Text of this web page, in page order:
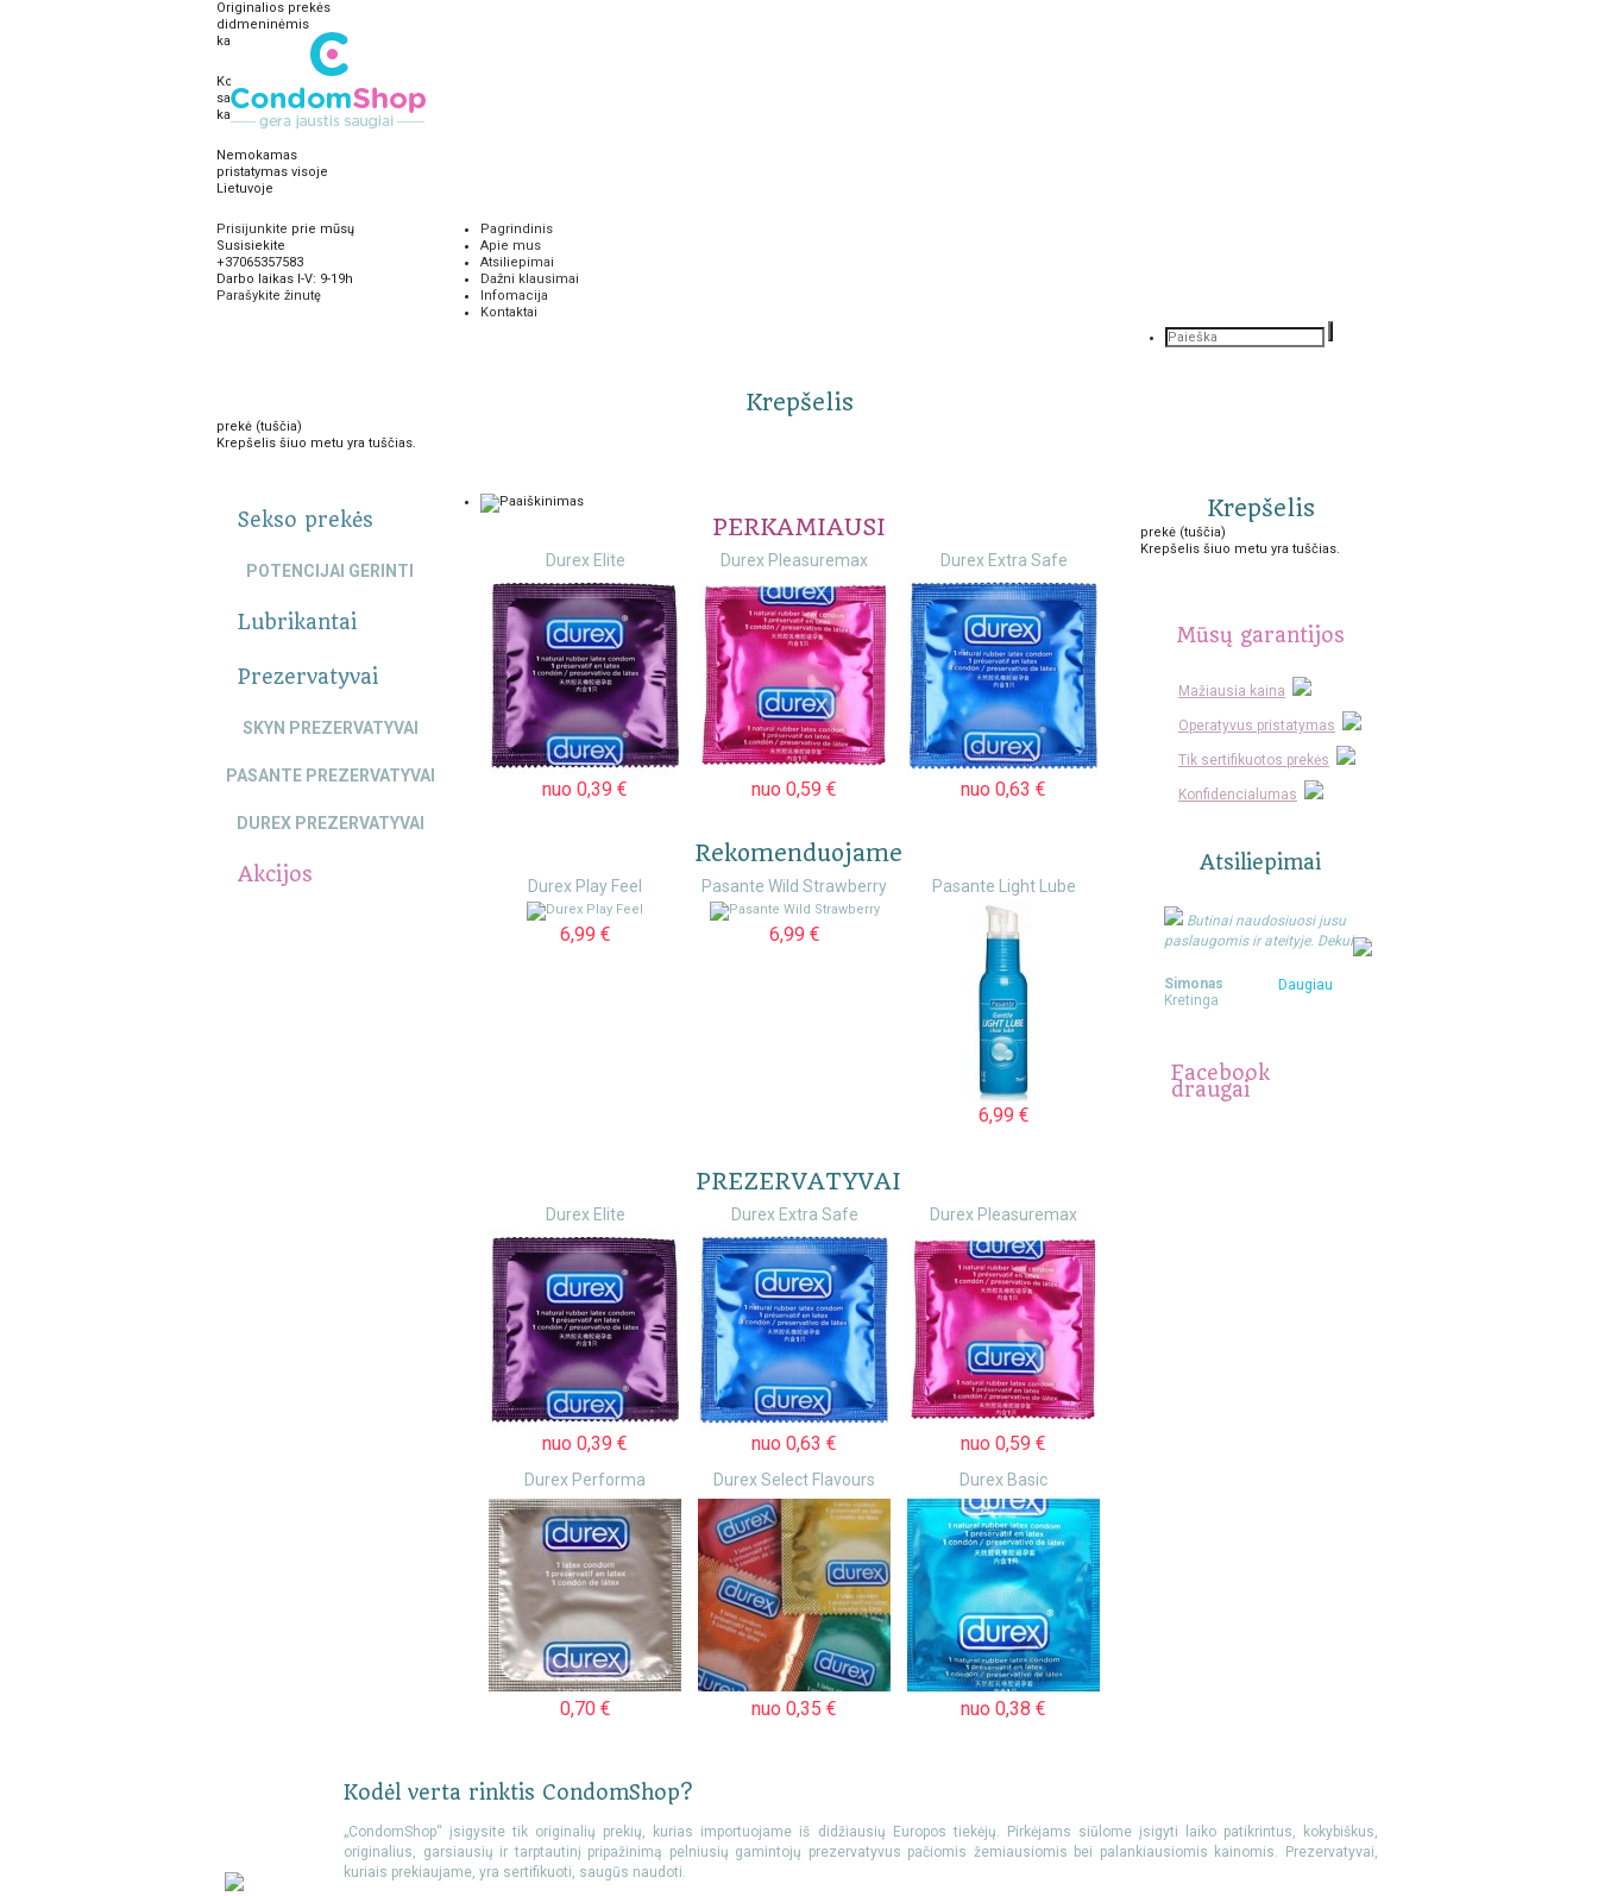
Originalios prekės
didmeninėmis
kainomis
Konfidencialu ir
saugu, mokėsite
kai gausite prekes
Nemokamas
pristatymas visoje
Lietuvoje
Prisijunkite prie mūsų
Susisiekite
+37065357583
Darbo laikas I-V: 9-19h
Parašykite žinutę
Pagrindinis
Apie mus
Atsiliepimai
Dažni klausimai
Infomacija
Kontaktai
Krepšelis
prekė (tuščia)
Krepšelis šiuo metu yra tuščias.
Sekso prekės
POTENCIJAI GERINTI
Lubrikantai
Prezervatyvai
SKYN PREZERVATYVAI
PASANTE PREZERVATYVAI
DUREX PREZERVATYVAI
Akcijos
PERKAMIAUSI
Durex Elite
nuo 0,39 €
Durex Pleasuremax
nuo 0,59 €
Durex Extra Safe
nuo 0,63 €
Rekomenduojame
Durex Play Feel
6,99 €
Pasante Wild Strawberry
6,99 €
Pasante Light Lube
6,99 €
PREZERVATYVAI
Durex Elite
nuo 0,39 €
Durex Extra Safe
nuo 0,63 €
Durex Pleasuremax
nuo 0,59 €
Durex Performa
0,70 €
Durex Select Flavours
nuo 0,35 €
Durex Basic
nuo 0,38 €
Krepšelis
prekė (tuščia)
Krepšelis šiuo metu yra tuščias.
Mūsų garantijos
Mažiausia kaina
Operatyvus pristatymas
Tik sertifikuotos prekės
Konfidencialumas
Atsiliepimai
Butinai naudosiuosi jusu
paslaugomis ir ateityje. Dekui
Simonas
Kretinga
Daugiau
Facebook
draugai
Kodėl verta rinktis CondomShop?
„CondomShop“ įsigysite tik originalių prekių, kurias importuojame iš didžiausių Europos tiekėjų. Pirkėjams siūlome įsigyti laiko patikrintus, kokybiškus,
originalius, garsiausių ir tarptautinį pripažinimą pelniusių gamintojų prezervatyvus pačiomis žemiausiomis bei palankiausiomis kainomis. Prezervatyvai,
kuriais prekiaujame, yra sertifikuoti, saugūs naudoti.